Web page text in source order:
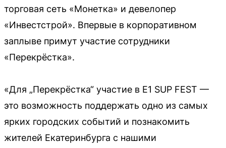
торговая сеть «Монетка» и девелопер
«Инвестстрой». Впервые в корпоративном
заплыве примут участие сотрудники
«Перекрёстка».
«Для „Перекрёстка“ участие в E1 SUP FEST —
это возможность поддержать одно из самых
ярких городских событий и познакомить
жителей Екатеринбурга с нашими